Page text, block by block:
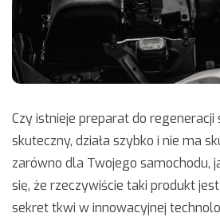
Czy istnieje preparat do regeneracji
skuteczny, działa szybko i nie ma
zarówno dla Twojego samochodu,
się, że rzeczywiście taki produkt
sekret tkwi w innowacyjnej